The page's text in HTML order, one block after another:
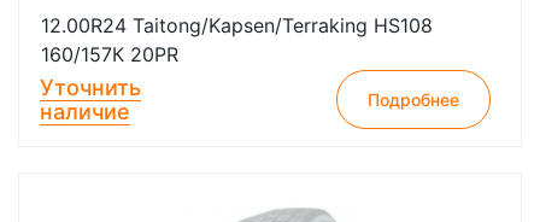
12.00R24 Taitong/Kapsen/Terraking HS108
160/157К 20PR
Уточнить
наличие
Подробнее